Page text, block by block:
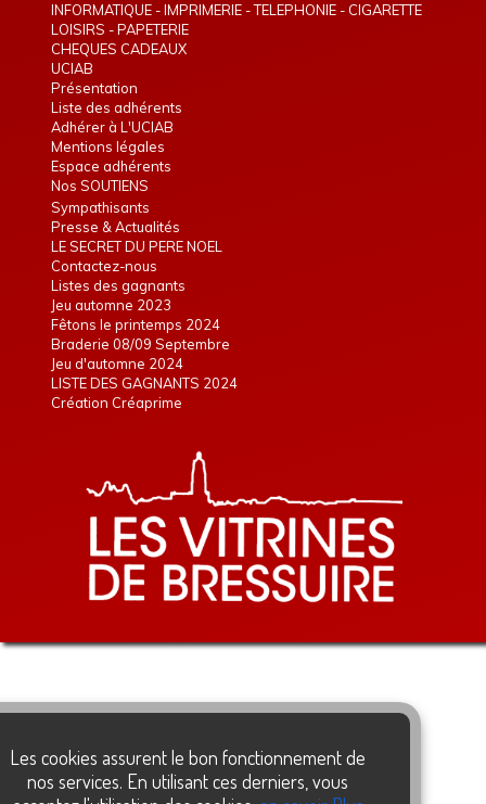
Les cookies assurent le bon fonctionnement de
nos services. En utilisant ces derniers, vous
INFORMATIQUE - IMPRIMERIE - TELEPHONIE - CIGARETTE
ELECTRONIQUE
LOISIRS - PAPETERIE
CHEQUES CADEAUX
UCIAB
Présentation
Liste des adhérents
Adhérer à L'UCIAB
Mentions légales
Espace adhérents
Nos SOUTIENS
Sympathisants
Presse & Actualités
LE SECRET DU PERE NOEL
Contactez-nous
Listes des gagnants
Jeu automne 2023
Fêtons le printemps 2024
Braderie 08/09 Septembre
Jeu d'automne 2024
LISTE DES GAGNANTS 2024
Création Créaprime